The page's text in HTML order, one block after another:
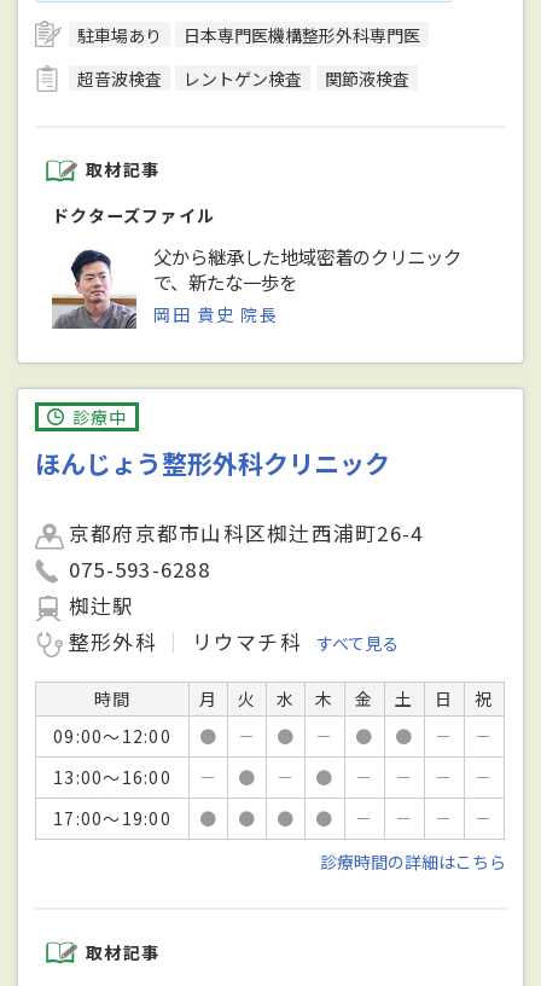
駐車場あり
日本専門医機構整形外科専門医
超音波検査
レントゲン検査 関節液検査
取材記事
ドクターズファイル
父から継承した地域密着のクリニック
で、新たな一歩を
岡田 貴史 院長
診療中
ほんじょう整形外科クリニック
京都府京都市山科区椥辻西浦町26-4
075-593-6288
椥辻駅
整形外科
リウマチ科 すべて見る
時間 月 火 水 木 金 土 日
祝
09:00～12:00
● － ● － ● ● －
－
13:00～16:00
－ ● － ● － － －
－
17:00～19:00
● ● ● ● － － －
－
診療時間の詳細はこちら
取材記事